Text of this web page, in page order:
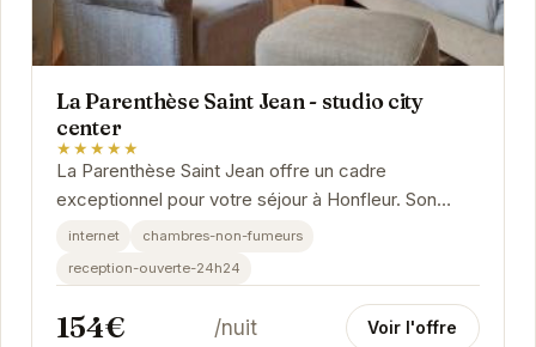
La Parenthèse Saint Jean - studio city
center
★★★★★
La Parenthèse Saint Jean offre un cadre
exceptionnel pour votre séjour à Honfleur. Son
emplacement privilégié vous permet de découvrir
internet
chambres-non-fumeurs
reception-ouverte-24h24
154€ /nuit Voir l'offre